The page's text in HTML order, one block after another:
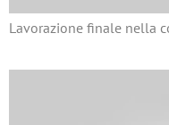
Lavorazione finale nella